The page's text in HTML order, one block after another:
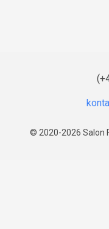
© 2020-2026 Salon